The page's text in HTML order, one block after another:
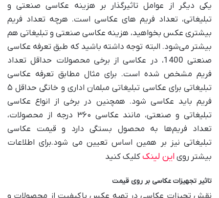
یکی دیگر از عوامل تاثیرگذار بر هزینه عکاسی صنعتی و
تبلیغاتی، تعداد فریم های عکاسی است. هرچه تعداد فریم
بیشتری عکس بخواهید، هزینه عکاسی صنعتی و تبلیغاتی هم
بیشتر می‌شود. البته توجه داشته باشید که طبق تعرفه عکاسی
صنعتی 1400، در عکاسی از برخی محصولات حداقل تعداد
فریم مشخص شده است. برای مثال مطابق تعرفه عکاسی
تبلیغاتی برای عکاسی تبلیغاتی مبلمان اداری و خانگی حداقل ۵
فریم باید عکاسی شود. همچنین در برخی از انواع عکاسی
تبلیغاتی و صنعتی، مانند عکاسی ۳۶۰ درجه از محصولات،
تعداد فریم‌ها به محصول بستگی دارد و قیمت عکاسی
تبلیغاتی نیز بر همین اساس تعیین می شود.برای اطلاعات
بیشتر رویاین لینک کلیک کنید
تاثیر تجهیزات عکاسی بر روی قیمت